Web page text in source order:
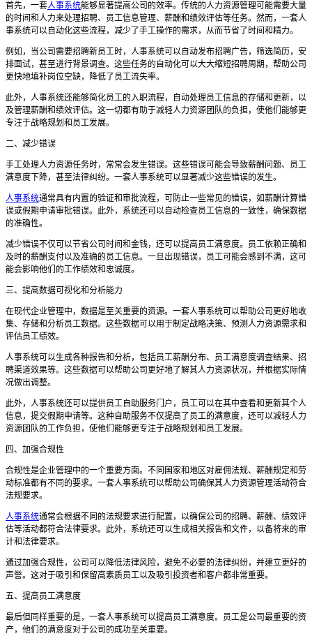
首先，一套人事系统能够显著提高公司的效率。传统的人力资源管理可能需要大量
的时间和人力来处理招聘、员工信息管理、薪酬和绩效评估等任务。然而，一套人
事系统可以自动化这些流程，减少了手工操作的需求，从而节省了时间和精力。
例如，当公司需要招聘新员工时，人事系统可以自动发布招聘广告，筛选简历，安
排面试，甚至进行背景调查。这些任务的自动化可以大大缩短招聘周期，帮助公司
更快地填补岗位空缺，降低了员工流失率。
此外，人事系统还能够简化员工的入职流程，自动处理员工信息的存储和更新，以
及管理薪酬和绩效评估。这一切都有助于减轻人力资源团队的负担，使他们能够更
专注于战略规划和员工发展。
二、减少错误
手工处理人力资源任务时，常常会发生错误。这些错误可能会导致薪酬问题、员工
满意度下降，甚至法律纠纷。一套人事系统可以显著减少这些错误的发生。
人事系统通常具有内置的验证和审批流程，可防止一些常见的错误，如薪酬计算错
误或假期申请审批错误。此外，系统还可以自动检查员工信息的一致性，确保数据
的准确性。
减少错误不仅可以节省公司时间和金钱，还可以提高员工满意度。员工依赖正确和
及时的薪酬支付以及准确的员工信息。一旦出现错误，员工可能会感到不满，这可
能会影响他们的工作绩效和忠诚度。
三、提高数据可视化和分析能力
在现代企业管理中，数据是至关重要的资源。一套人事系统可以帮助公司更好地收
集、存储和分析员工数据。这些数据可以用于制定战略决策、预测人力资源需求和
评估员工绩效。
人事系统可以生成各种报告和分析，包括员工薪酬分布、员工满意度调查结果、招
聘渠道效果等。这些数据可以帮助公司更好地了解其人力资源状况，并根据实际情
况做出调整。
此外，人事系统还可以提供员工自助服务门户，员工可以在其中查看和更新其个人
信息，提交假期申请等。这种自助服务不仅提高了员工的满意度，还可以减轻人力
资源团队的工作负担，使他们能够更专注于战略规划和员工发展。
四、加强合规性
合规性是企业管理中的一个重要方面。不同国家和地区对雇佣法规、薪酬规定和劳
动标准都有不同的要求。一套人事系统可以帮助公司确保其人力资源管理活动符合
法规要求。
人事系统通常会根据不同的法规要求进行配置，以确保公司的招聘、薪酬、绩效评
估等活动都符合法律要求。此外，系统还可以生成相关报告和文件，以备将来的审
计和法律要求。
通过加强合规性，公司可以降低法律风险，避免不必要的法律纠纷，并建立更好的
声誉。这对于吸引和保留高素质员工以及吸引投资者和客户都非常重要。
五、提高员工满意度
最后但同样重要的是，一套人事系统可以提高员工满意度。员工是公司最重要的资
产，他们的满意度对于公司的成功至关重要。